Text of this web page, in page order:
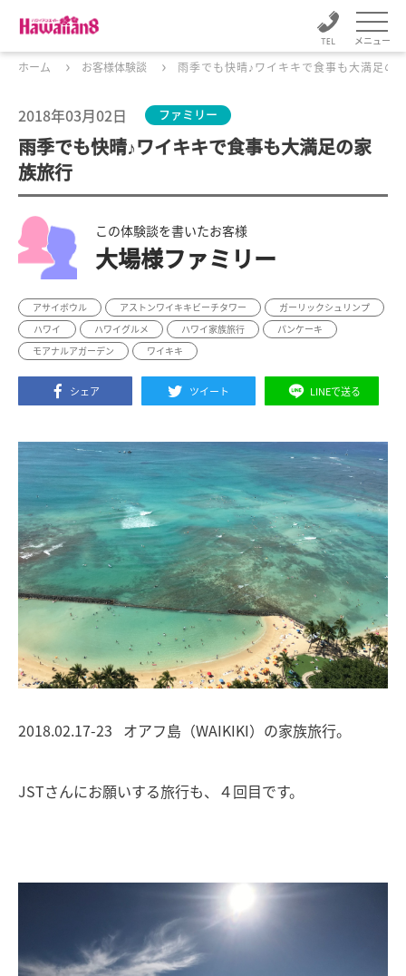
メニュー
ホーム お客様体験談 雨季でも快晴♪ワイキキで食事も大満足の
2018年03月02日 ファミリー
雨季でも快晴♪ワイキキで食事も大満足の家
族旅行
この体験談を書いたお客様
大場様ファミリー
アサイボウル アストンワイキキビーチタワー
ガーリックシュリンプ
ハワイ
ハワイグルメ ハワイ家族旅行
パンケーキ
モアナルアガーデン
ワイキキ
シェア ツイート LINEで送る
2018.02.17-23 オアフ島（WAIKIKI）の家族旅行。
JSTさんにお願いする旅行も、４回目です。